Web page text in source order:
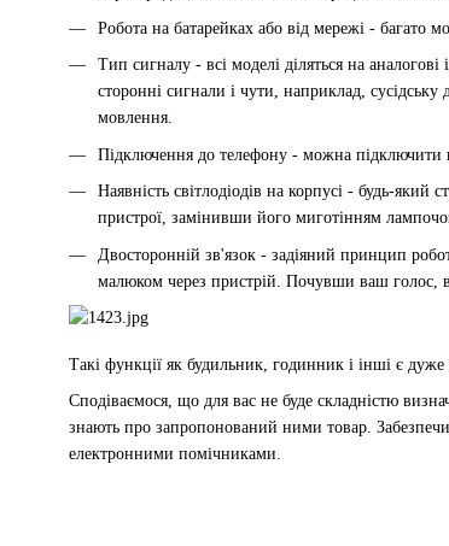
Робота на батарейках або від мережі - багато
Тип сигналу - всі моделі діляться на
сторонні сигнали і чути, наприклад,
мовлення.
Підключення до телефону - можна підключити
Наявність світлодіодів на корпусі - будь-
пристрої, замінивши його миготінням
Двосторонній зв'язок - задіяний принцип
малюком через пристрій. Почувши ваш голос,
Такі функції як будильник, годинник і інші є
Сподіваємося, що для вас не буде складністю
знають про запропонований ними товар.
електронними помічниками.